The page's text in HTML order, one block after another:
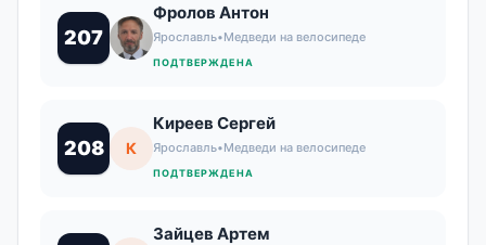
207
Фролов Антон
Ярославль•Медведи на велосипеде
ПОДТВЕРЖДЕНА
208 К
Киреев Сергей
Ярославль•Медведи на велосипеде
ПОДТВЕРЖДЕНА
Зайцев Артем